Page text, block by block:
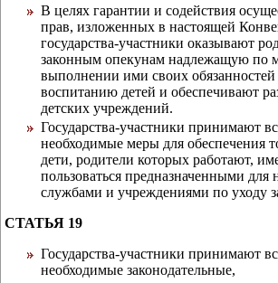
В целях гарантии и содействия
прав, изложенных в настоящей
государства-участники оказывают
законным опекунам надлежащую по
выполнении ими своих
воспитанию детей и обеспечивают
детских учреждений.
Государства-участники принимают
необходимые меры для обеспечения
дети, родители которых работают,
пользоваться предназначенными для
службами и учреждениями по уходу
СТАТЬЯ 19
Государства-участники принимают
необходимые законодательные,